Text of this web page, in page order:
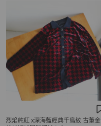
烈焰純紅 x深海藍經典千鳥紋 古董金